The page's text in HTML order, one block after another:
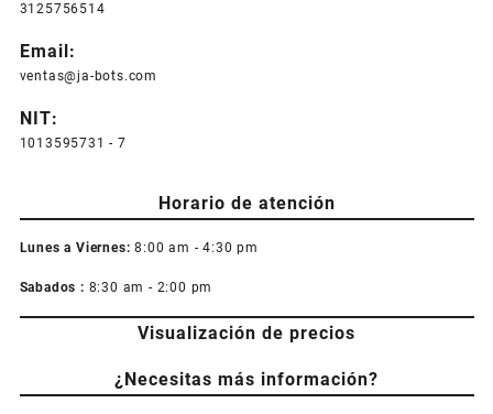
3125756514
Email:
ventas@ja-bots.com
NIT:
1013595731 - 7
Horario de atención
Lunes a Viernes: 8:00 am - 4:30 pm
Sabados : 8:30 am - 2:00 pm
Visualización de precios
¿Necesitas más información?